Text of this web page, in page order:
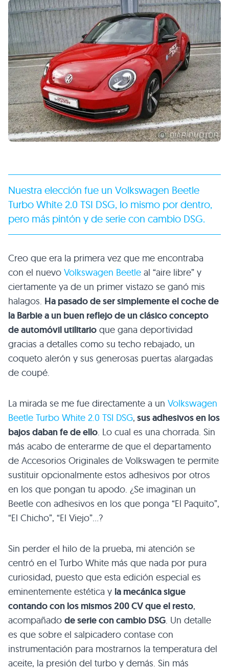
Nuestra elección fue un Volkswagen Beetle
Turbo White 2.0 TSI DSG, lo mismo por dentro,
pero más pintón y de serie con cambio DSG.
Creo que era la primera vez que me encontraba
con el nuevo Volkswagen Beetle al “aire libre” y
ciertamente ya de un primer vistazo se ganó mis
halagos. Ha pasado de ser simplemente el coche de
la Barbie a un buen reflejo de un clásico concepto
de automóvil utilitario que gana deportividad
gracias a detalles como su techo rebajado, un
coqueto alerón y sus generosas puertas alargadas
de coupé.
La mirada se me fue directamente a un Volkswagen
Beetle Turbo White 2.0 TSI DSG, sus adhesivos en los
bajos daban fe de ello. Lo cual es una chorrada. Sin
más acabo de enterarme de que el departamento
de Accesorios Originales de Volkswagen te permite
sustituir opcionalmente estos adhesivos por otros
en los que pongan tu apodo. ¿Se imaginan un
Beetle con adhesivos en los que ponga “El Paquito”,
“El Chicho”, “El Viejo”…?
Sin perder el hilo de la prueba, mi atención se
centró en el Turbo White más que nada por pura
curiosidad, puesto que esta edición especial es
eminentemente estética y la mecánica sigue
contando con los mismos 200 CV que el resto,
acompañado de serie con cambio DSG. Un detalle
es que sobre el salpicadero contase con
instrumentación para mostrarnos la temperatura del
aceite, la presión del turbo y demás. Sin más